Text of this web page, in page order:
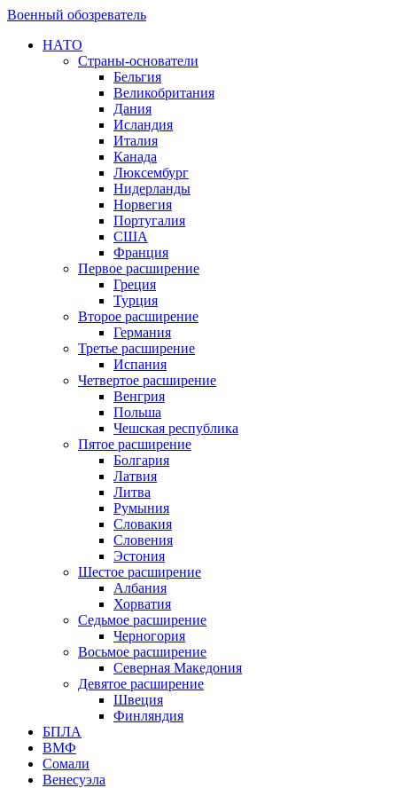
Военный обозреватель
НАТО
Страны-основатели
Бельгия
Великобритания
Дания
Исландия
Италия
Канада
Люксембург
Нидерланды
Норвегия
Португалия
США
Франция
Первое расширение
Греция
Турция
Второе расширение
Германия
Третье расширение
Испания
Четвертое расширение
Венгрия
Польша
Чешская республика
Пятое расширение
Болгария
Латвия
Литва
Румыния
Словакия
Словения
Эстония
Шестое расширение
Албания
Хорватия
Седьмое расширение
Черногория
Восьмое расширение
Северная Македония
Девятое расширение
Швеция
Финляндия
БПЛА
ВМФ
Сомали
Венесуэла